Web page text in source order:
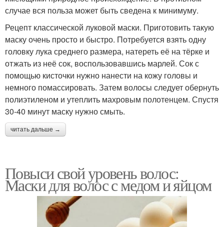
случае вся польза может быть сведена к минимуму.
Рецепт классической луковой маски. Приготовить такую
маску очень просто и быстро. Потребуется взять одну
головку лука среднего размера, натереть её на тёрке и
отжать из неё сок, воспользовавшись марлей. Сок с
помощью кисточки нужно нанести на кожу головы и
немного помассировать. Затем волосы следует обернуть
полиэтиленом и утеплить махровым полотенцем. Спустя
30-40 минут маску нужно смыть.
читать дальше →
Повыси свой уровень волос:
Маски для волос с медом и яйцом